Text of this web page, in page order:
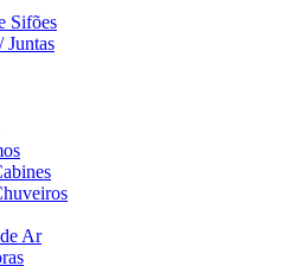
Sifões
Juntas
Ar